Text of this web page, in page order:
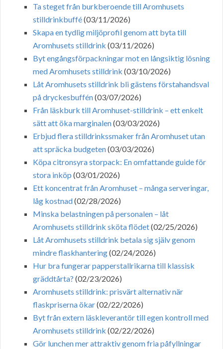
Ta steget från burkberoende till Aromhusets
stilldrinkbuffé(03/11/2026)
Skapa en tydlig miljöprofil genom att byta till
Aromhusets stilldrink (03/11/2026)
Byt engångsförpackningar mot en långsiktig lösning
med Aromhusets stilldrink (03/10/2026)
Låt Aromhusets stilldrink bli gästens förstahandsval
på dryckesbuffén(03/07/2026)
Från läskburk till Aromhuset-stilldrink – ett enkelt
sätt att öka marginalen(03/03/2026)
Erbjud flera stilldrinkssmaker från Aromhuset utan
att spräcka budgeten(03/03/2026)
Köpa citronsyra storpack: En omfattande guide för
stora inköp (03/01/2026)
Ett koncentrat från Aromhuset – många serveringar,
låg kostnad(02/28/2026)
Minska belastningen på personalen – låt
Aromhusets stilldrink sköta flödet(02/25/2026)
Låt Aromhusets stilldrink betala sig själv genom
mindre flaskhantering(02/24/2026)
Hur bra fungerar papperstallrikarna till klassisk
gräddtårta? (02/23/2026)
Aromhusets stilldrink: prisvärt alternativ när
flaskpriserna ökar(02/22/2026)
Byt från extern läskleverantör till egen kontroll med
Aromhusets stilldrink (02/22/2026)
Gör lunchen mer attraktiv genom fria påfyllningar